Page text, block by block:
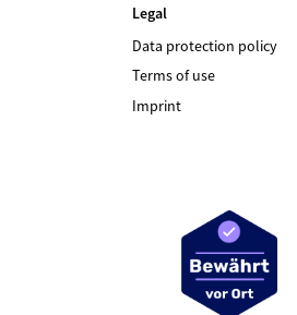
Legal
Data protection policy
Terms of use
Imprint